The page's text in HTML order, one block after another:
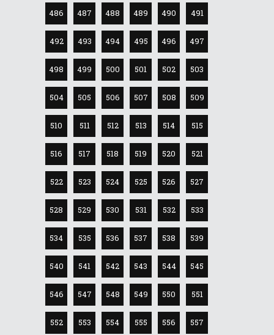
486 487 488 489 490 491
492 493 494 495 496 497
498 499 500 501 502 503
504 505 506 507 508 509
510 511 512 513 514 515
516 517 518 519 520 521
522 523 524 525 526 527
528 529 530 531 532 533
534 535 536 537 538 539
540 541 542 543 544 545
546 547 548 549 550 551
552 553 554 555 556 557